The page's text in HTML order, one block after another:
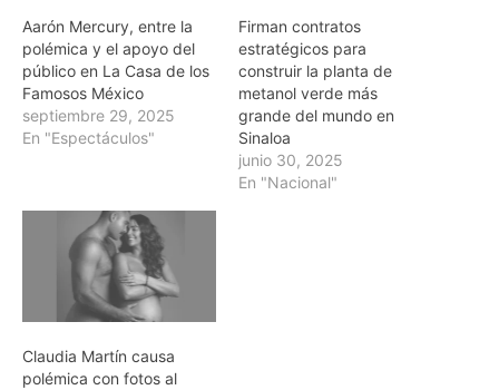
Aarón Mercury, entre la
polémica y el apoyo del
público en La Casa de los
Famosos México
septiembre 29, 2025
En "Espectáculos"
Firman contratos
estratégicos para
construir la planta de
metanol verde más
grande del mundo en
Sinaloa
junio 30, 2025
En "Nacional"
Claudia Martín causa
polémica con fotos al